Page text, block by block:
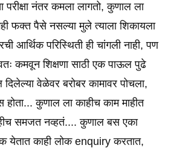
नंतर कमला लागतो, कुणाल ला
फक्त पैसे नसल्या मुले त्याला शिकायला
आर्थिक परिस्थिती ही चांगली नाही, पण
कमवून शिक्षणा साठी एक पाऊल पुढे
वेळेवर बरोबर कामावर पोचला,
होता... कुणाल ला काहीच काम माहीत
समजत नव्हतं.... कुणाल बस एका
येतात काही लोक enquiry करतात,